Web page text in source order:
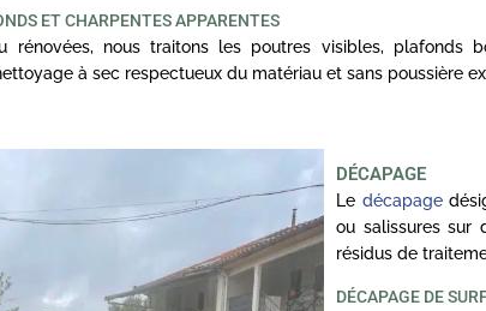
ET CHARPENTES APPARENTES
rénovées, nous traitons les poutres visibles, plafonds
à sec respectueux du matériau et sans poussière
DÉCAPAGE
Le décapage
ou salissures sur
résidus de
DÉCAPAGE DE